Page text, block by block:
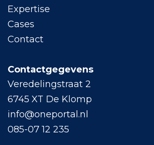
Expertise
Cases
Contact
Contactgegevens
Veredelingstraat 2
6745 XT De Klomp
info@oneportal.nl
085-07 12 235